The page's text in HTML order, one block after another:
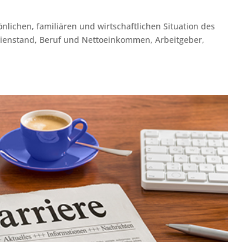
familiären und wirtschaftlichen Situation des
Beruf und Nettoeinkommen, Arbeitgeber,